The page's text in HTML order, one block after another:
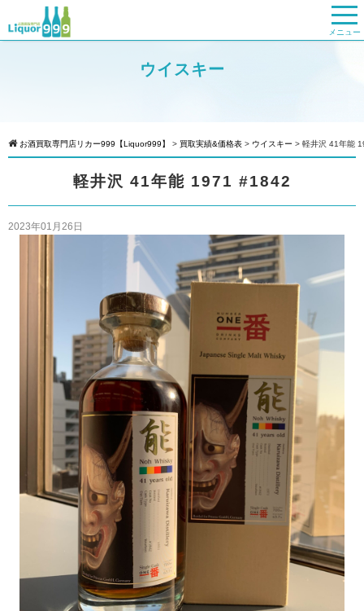
メニュー
ウイスキー
お酒買取専門店リカー999【Liquor999】 > 買取実績&価格表 > ウイスキー > 軽井沢 41年能
軽井沢 41年能 1971 #1842
2023年01月26日